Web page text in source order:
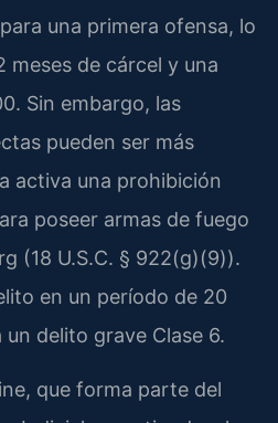
una primera ofensa, lo
meses de cárcel y una
Sin embargo, las
pueden ser más
activa una prohibición
poseer armas de fuego
(18 U.S.C. § 922(g)(9)).
en un período de 20
delito grave Clase 6.
que forma parte del